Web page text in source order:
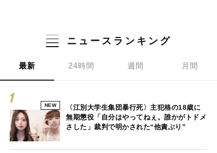
ニュースランキング
最新 24時間 週間 月間
NEW
〈江別大学生集団暴行死〉主犯格の18歳に
無期懲役「自分はやってねぇ。誰かがトドメ
さした」裁判で明かされた“他責ぶり”